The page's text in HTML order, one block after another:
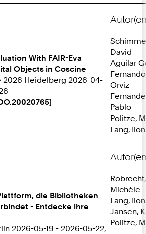
With FAIR-Eva
Objects in Coscine
2026 Heidelberg 2026-04-
]
David
Aguilar
Fernando
Orviz
Pablo
Politze,
Lang,
die Bibliotheken
- Entdecke ihre
2026-05-19 - 2026-05-22,
Robrecht,
Michèle
Lang,
Jansen,
Politze,